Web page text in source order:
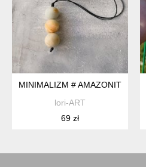
MINIMALIZM # AMAZONIT
lori-ART
69 zł